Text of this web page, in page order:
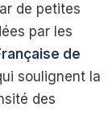
de petites
par les
de
soulignent la
des